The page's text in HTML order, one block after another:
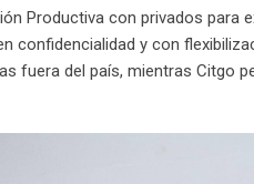
Productiva con privados para
confidencialidad y con
fuera del país, mientras Citgo